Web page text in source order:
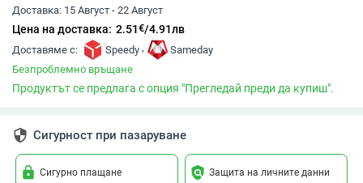
Доставка: 15 Август - 22 Август
Цена на доставка: 2.51€/4.91лв
Доставяме с: Speedy ,
Sameday
Безпроблемно връщане
Продуктът се предлага с опция "Прегледай преди да купиш".
security Сигурност при пазаруване
lock Сигурно плащане policy Защита на личните данни